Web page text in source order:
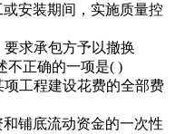
安装期间，实施质量控
求承包方予以撤换
不正确的一项是( )
工程建设花费的全部费
铺底流动资金的一次性